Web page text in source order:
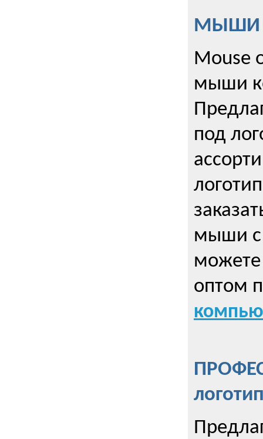
МЫШИ
Mouse
мыши
под
мыши с
можете
оптом